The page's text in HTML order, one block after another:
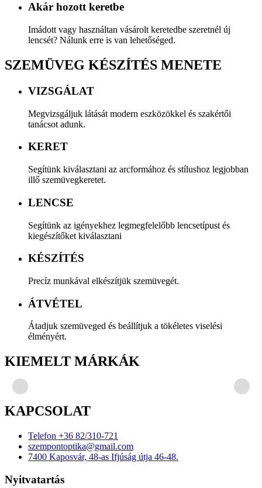
Akár hozott keretbe
Imádott vagy használtan vásárolt keretedbe szeretnél új
lencsét? Nálunk erre is van lehetőséged.
SZEMÜVEG KÉSZÍTÉS MENETE
VIZSGÁLAT
Megvizsgáljuk látását modern eszközökkel és szakértői
tanácsot adunk.
KERET
Segítünk kiválasztani az arcformához és stílushoz legjobban
illő szemüvegkeretet.
LENCSE
Segítünk az igényekhez legmegfelelőbb lencsetípust és
kiegészítőket kiválasztani
KÉSZÍTÉS
Precíz munkával elkészítjük szemüvegét.
ÁTVÉTEL
Átadjuk szemüveged és beállítjuk a tökéletes viselési
élményért.
KIEMELT MÁRKÁK
KAPCSOLAT
Telefon +36 82/310-721
szempontoptika@gmail.com
7400 Kaposvár, 48-as Ifjúság útja 46-48.
Nyitvatartás